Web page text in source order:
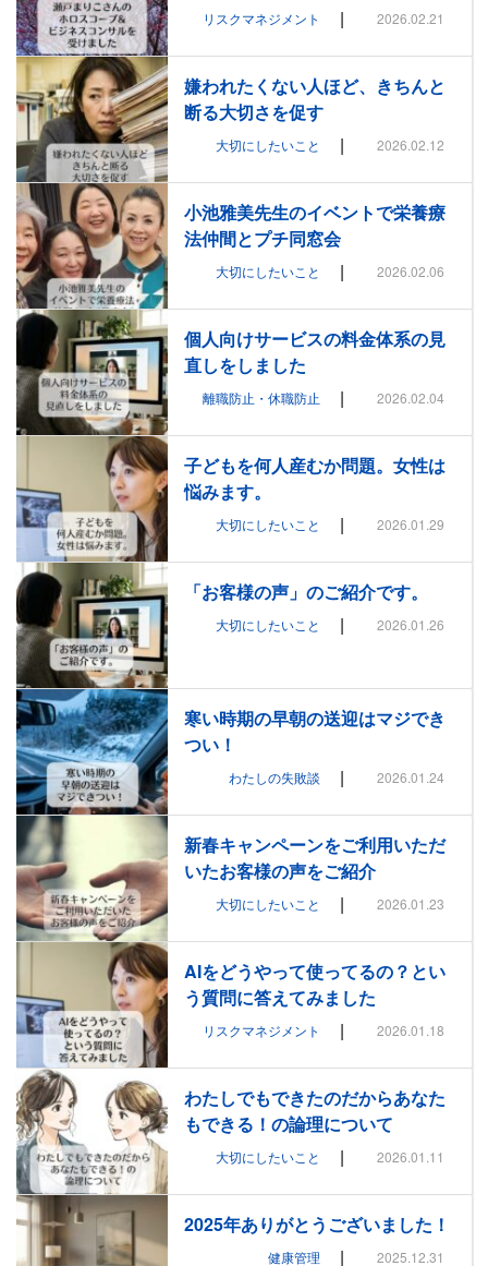
リスクマネジメント | 2026.02.21
嫌われたくない人ほど、きちんと
断る大切さを促す
大切にしたいこと | 2026.02.12
小池雅美先生のイベントで栄養療
法仲間とプチ同窓会
大切にしたいこと | 2026.02.06
個人向けサービスの料金体系の見
直しをしました
離職防止・休職防止 | 2026.02.04
子どもを何人産むか問題。女性は
悩みます。
大切にしたいこと | 2026.01.29
「お客様の声」のご紹介です。
大切にしたいこと | 2026.01.26
寒い時期の早朝の送迎はマジでき
つい！
わたしの失敗談 | 2026.01.24
新春キャンペーンをご利用いただ
いたお客様の声をご紹介
大切にしたいこと | 2026.01.23
AIをどうやって使ってるの？とい
う質問に答えてみました
リスクマネジメント | 2026.01.18
わたしでもできたのだからあなた
もできる！の論理について
大切にしたいこと | 2026.01.11
2025年ありがとうございました！
健康管理 | 2025.12.31